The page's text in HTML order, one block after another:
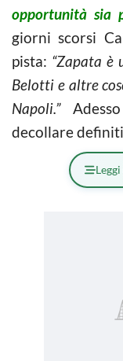
opportunità sia
giorni scorsi
pista: “Zapata è
Belotti e altre
Napoli.”
decollare